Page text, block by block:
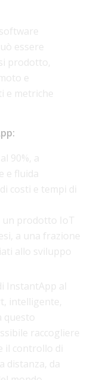
essere
prodotto,
e
e metriche
90%, a
e fluida
costi e tempi di
un prodotto IoT
a una frazione
allo sviluppo
InstantApp al
intelligente,
questo
raccogliere
il controllo di
distanza, da